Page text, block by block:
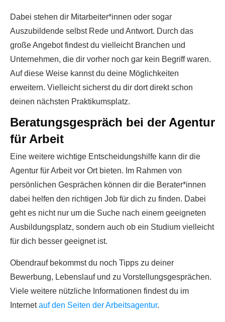
Dabei stehen dir Mitarbeiter*innen oder sogar
Auszubildende selbst Rede und Antwort. Durch das
große Angebot findest du vielleicht Branchen und
Unternehmen, die dir vorher noch gar kein Begriff waren.
Auf diese Weise kannst du deine Möglichkeiten
erweitern. Vielleicht sicherst du dir dort direkt schon
deinen nächsten Praktikumsplatz.
Beratungsgespräch bei der Agentur
für Arbeit
Eine weitere wichtige Entscheidungshilfe kann dir die
Agentur für Arbeit vor Ort bieten. Im Rahmen von
persönlichen Gesprächen können dir die Berater*innen
dabei helfen den richtigen Job für dich zu finden. Dabei
geht es nicht nur um die Suche nach einem geeigneten
Ausbildungsplatz, sondern auch ob ein Studium vielleicht
für dich besser geeignet ist.
Obendrauf bekommst du noch Tipps zu deiner
Bewerbung, Lebenslauf und zu Vorstellungsgesprächen.
Viele weitere nützliche Informationen findest du im
Internetauf den Seiten der Arbeitsagentur.